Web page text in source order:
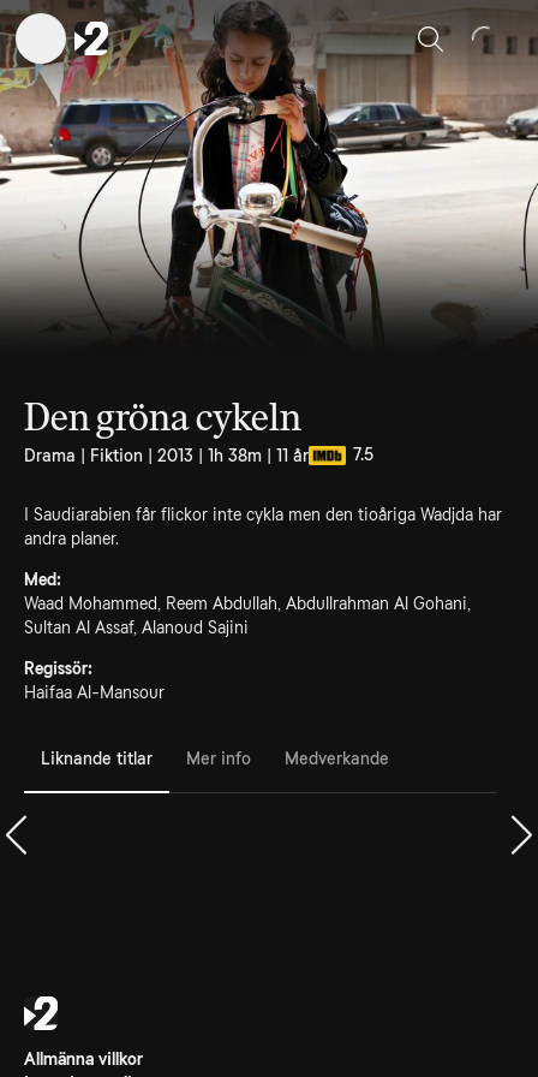
Sök
Den gröna cykeln
Drama | Fiktion | 2013 | 1h 38m | 11 år 7.5
I Saudiarabien får flickor inte cykla men den tioåriga Wadjda har
andra planer.
Med:
Waad Mohammed, Reem Abdullah, Abdullrahman Al Gohani,
Sultan Al Assaf, Alanoud Sajini
Regissör:
Haifaa Al-Mansour
Liknande titlar Mer info Medverkande
Allmänna villkor